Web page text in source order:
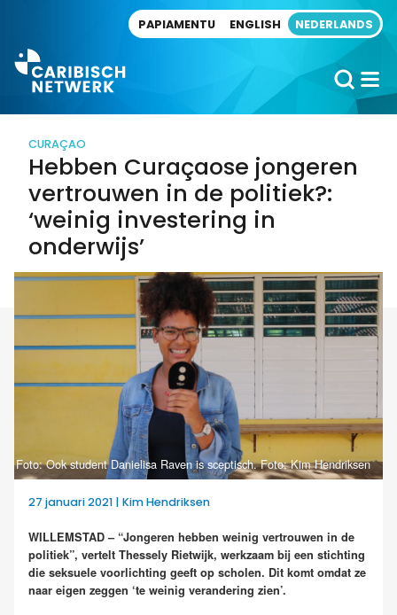
PAPIAMENTU ENGLISH NEDERLANDS
CURAÇAO
Hebben Curaçaose jongeren
vertrouwen in de politiek?:
‘weinig investering in
onderwijs’
Foto: Ook student Danielisa Raven is sceptisch. Foto: Kim Hendriksen
27 januari 2021 | Kim Hendriksen
WILLEMSTAD – “Jongeren hebben weinig vertrouwen in de
politiek”, vertelt Thessely Rietwijk, werkzaam bij een stichting
die seksuele voorlichting geeft op scholen. Dit komt omdat ze
naar eigen zeggen ‘te weinig verandering zien’.